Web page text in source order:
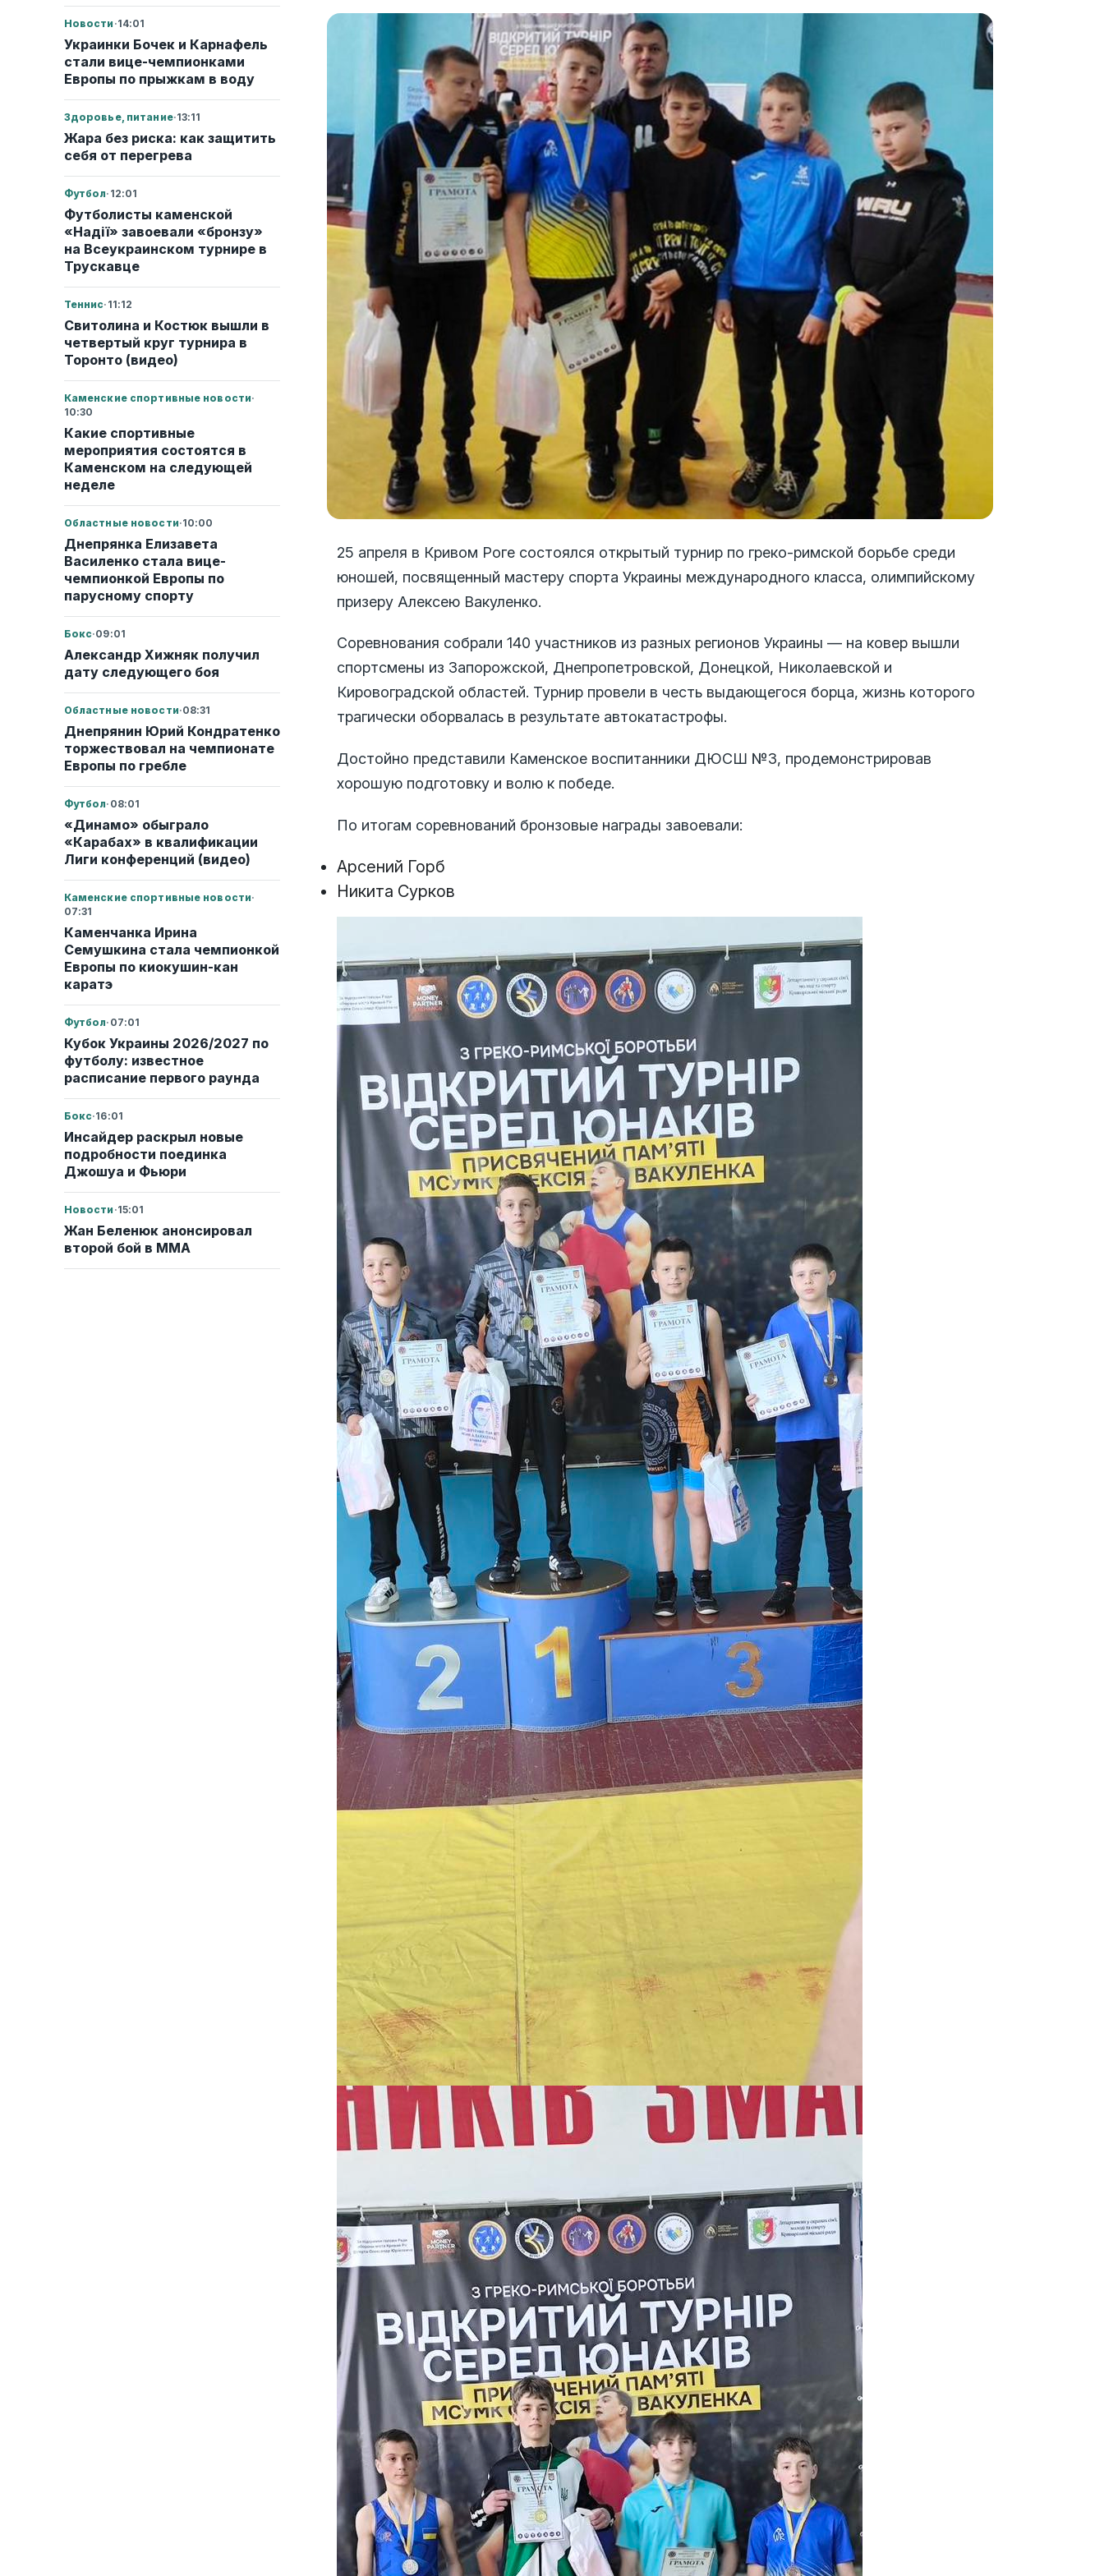
Новости ·14:01
Украинки Бочек и Карнафель
стали вице-чемпионками
Европы по прыжкам в воду
Здоровье, питание·13:11
Жара без риска: как защитить
себя от перегрева
Футбол· 12:01
Футболисты каменской
«Надії» завоевали «бронзу»
на Всеукраинском турнире в
Трускавце
Теннис· 11:12
Свитолина и Костюк вышли в
четвертый круг турнира в
Торонто (видео)
Каменские спортивные новости·
10:30
Какие спортивные
мероприятия состоятся в
Каменском на следующей
неделе
Областные новости·10:00
Днепрянка Елизавета
Василенко стала вице-
чемпионкой Европы по
парусному спорту
Бокс·09:01
Александр Хижняк получил
дату следующего боя
Областные новости·08:31
Днепрянин Юрий Кондратенко
торжествовал на чемпионате
Европы по гребле
Футбол· 08:01
«Динамо» обыграло
«Карабах» в квалификации
Лиги конференций (видео)
Каменские спортивные новости·
07:31
Каменчанка Ирина
Семушкина стала чемпионкой
Европы по киокушин-кан
каратэ
Футбол· 07:01
Кубок Украины 2026/2027 по
футболу: известное
расписание первого раунда
Бокс·16:01
Инсайдер раскрыл новые
подробности поединка
Джошуа и Фьюри
Новости ·15:01
Жан Беленюк анонсировал
второй бой в ММА
25 апреля в Кривом Роге состоялся открытый турнир по греко-римской борьбе среди
юношей, посвященный мастеру спорта Украины международного класса, олимпийскому
призеру Алексею Вакуленко.
Соревнования собрали 140 участников из разных регионов Украины — на ковер вышли
спортсмены из Запорожской, Днепропетровской, Донецкой, Николаевской и
Кировоградской областей. Турнир провели в честь выдающегося борца, жизнь которого
трагически оборвалась в результате автокатастрофы.
Достойно представили Каменское воспитанники ДЮСШ №3, продемонстрировав
хорошую подготовку и волю к победе.
По итогам соревнований бронзовые награды завоевали:
Арсений Горб
Никита Сурков